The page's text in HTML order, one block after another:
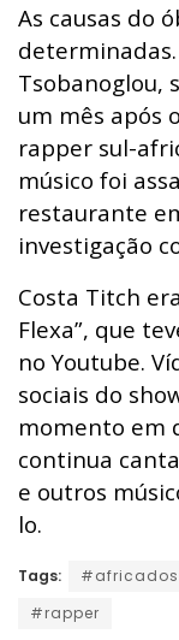
As causas do
Tsobanoglou,
um mês após
rapper sul-
músico foi
restaurante
investigação
Costa Titch
Flexa”, que
no Youtube.
sociais do
momento em
continua
e outros
lo.
Tags:
#rapper